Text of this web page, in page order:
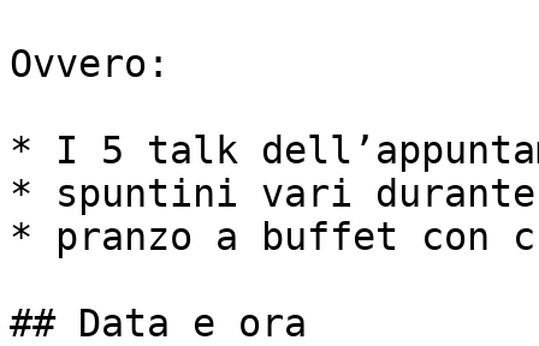
Ovvero:
* I 5 talk
* spuntini vari
* pranzo a buffet con
## Data e ora